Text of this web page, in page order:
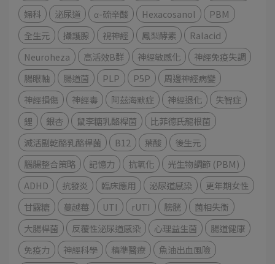
婦科
泌尿道 α-硫辛酸 Hexacosanol
PBM
全生元
攝護腺 視神經 鳳梨酵素
Ralacid
Neuroheza
高活效B群 神經敏感化
神經免疫失調
腸眼軸
腸道菌 PLP P5P
周邊神經病變
神經損傷
神經毒 阿茲海默症 神經退化
失智症
鋰
銀杏 鼠李糖乳酪桿菌
比菲德氏龍根菌
滅活副乾酪乳酪桿菌
B12 葉酸
後生元
腦腸整合策略
記憶力 抗氧化
光生物調節 (PBM)
ADHD
抗發炎 臨床應用 泌尿道感染
更年期女性
甘露糖
蔓越莓 UTI rUTI 膀胱
菌相失衡
大腸桿菌
反覆性泌尿道感染 心理益生菌
腸道健康
免疫力
神經科學 精準醫療
魚油出血風險